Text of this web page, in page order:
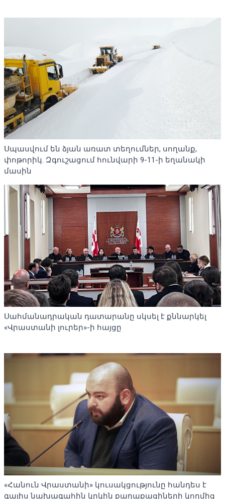
Սպասվում են ձյան առատ տեղումներ, սողանք,
փոթորիկ. Զգուշացում հունվարի 9-11-ի եղանակի
մասին
Սահմանադրական դատարանը սկսել է քննարկել
«Վրաստանի լուրեր»-ի հայցը
«Հանուն Վրաստանի» կուսակցությունը հանդես է
գալիս նախագահին կրկին քաղաքացիների կողմից